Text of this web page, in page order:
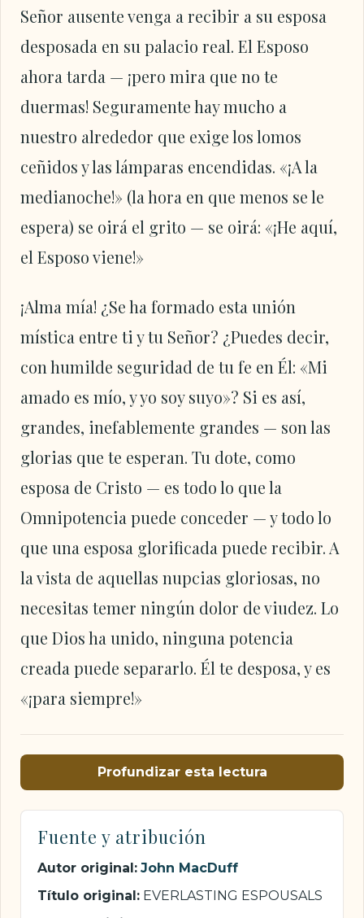
Señor ausente venga a recibir a su esposa
desposada en su palacio real. El Esposo
ahora tarda — ¡pero mira que no te
duermas! Seguramente hay mucho a
nuestro alrededor que exige los lomos
ceñidos y las lámparas encendidas. «¡A la
medianoche!» (la hora en que menos se le
espera) se oirá el grito — se oirá: «¡He aquí,
el Esposo viene!»
¡Alma mía! ¿Se ha formado esta unión
mística entre ti y tu Señor? ¿Puedes decir,
con humilde seguridad de tu fe en Él: «Mi
amado es mío, y yo soy suyo»? Si es así,
grandes, inefablemente grandes — son las
glorias que te esperan. Tu dote, como
esposa de Cristo — es todo lo que la
Omnipotencia puede conceder — y todo lo
que una esposa glorificada puede recibir. A
la vista de aquellas nupcias gloriosas, no
necesitas temer ningún dolor de viudez. Lo
que Dios ha unido, ninguna potencia
creada puede separarlo. Él te desposa, y es
«¡para siempre!»
Profundizar esta lectura
Fuente y atribución
Autor original: John MacDuff
Título original: EVERLASTING ESPOUSALS